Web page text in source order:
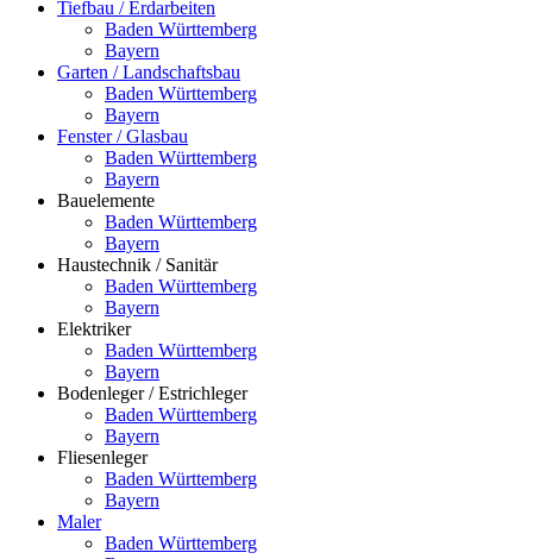
Tiefbau / Erdarbeiten
Baden Württemberg
Bayern
Garten / Landschaftsbau
Baden Württemberg
Bayern
Fenster / Glasbau
Baden Württemberg
Bayern
Bauelemente
Baden Württemberg
Bayern
Haustechnik / Sanitär
Baden Württemberg
Bayern
Elektriker
Baden Württemberg
Bayern
Bodenleger / Estrichleger
Baden Württemberg
Bayern
Fliesenleger
Baden Württemberg
Bayern
Maler
Baden Württemberg